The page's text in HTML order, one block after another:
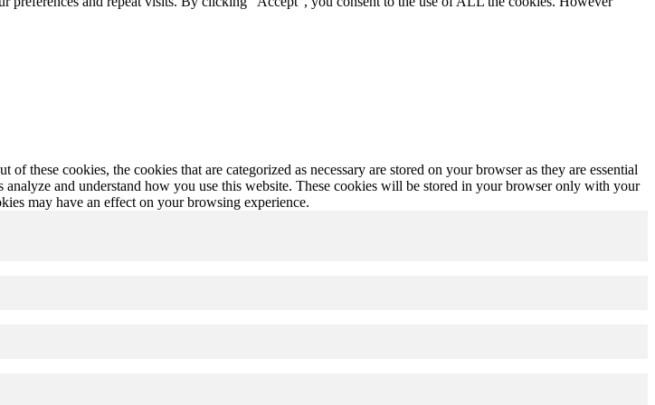
these cookies, the cookies that are categorized as necessary are stored on your browser as they are essential
and understand how you use this website. These cookies will be stored in your browser only with your
may have an effect on your browsing experience.